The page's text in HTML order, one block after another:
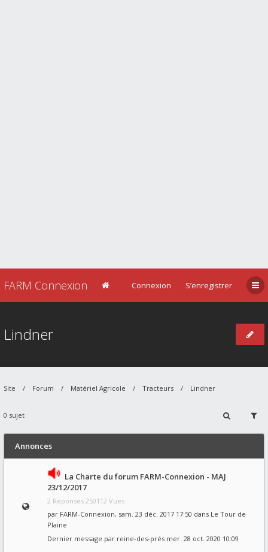
FARM Connexion Connexion S’enregistrer
Lindner
Site Forum Matériel Agricole Tracteurs Lindner
0 sujet
Annonces
La Charte du forum FARM-Connexion - MAJ
23/12/2017
2 Réponses 250112 Vues
par FARM-Connexion, sam. 23 déc. 2017 17:50 dans Le Tour de
Plaine
Dernier message par reine-des-prés mer. 28 oct. 2020 10:09